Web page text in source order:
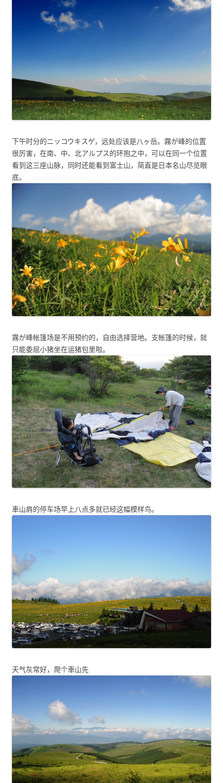
下午时分的ニッコウキスゲ，远处应该是八ヶ岳。霧が峰的位置
很厉害，在南、中、北アルプス的环抱之中，可以在同一个位置
看到这三座山脉，同时还能看到富士山，简直是日本名山尽览眼
底。
霧が峰帐篷场是不用预约的，自由选择营地。支帐篷的时候，就
只能委屈小猪坐在运猪包里啦。
車山肩的停车场早上八点多就已经这幅模样鸟。
天气灰常好，爬个車山先